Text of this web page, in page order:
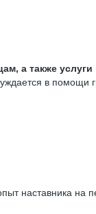
а также
в
наставника на